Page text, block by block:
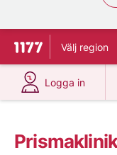
Till startsidan för
Välj region
Logga in
på 1177.se